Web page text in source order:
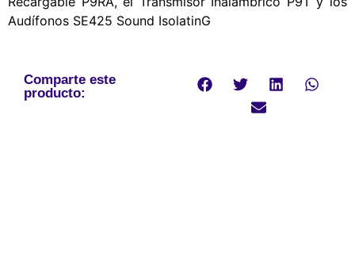
Audífonos SE425 Sound IsolatinG
Comparte este
producto: